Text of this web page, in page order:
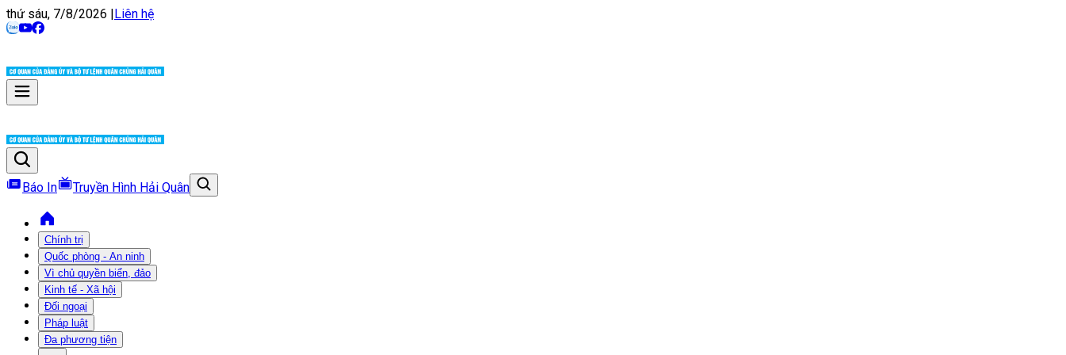
thứ sáu, 7/8/2026 |Liên hệ
Báo In Truyền Hình Hải Quân
Chính trị
Quốc phòng - An ninh
Vì chủ quyền biển, đảo
Kinh tế - Xã hội
Đối ngoại
Pháp luật
Đa phương tiện